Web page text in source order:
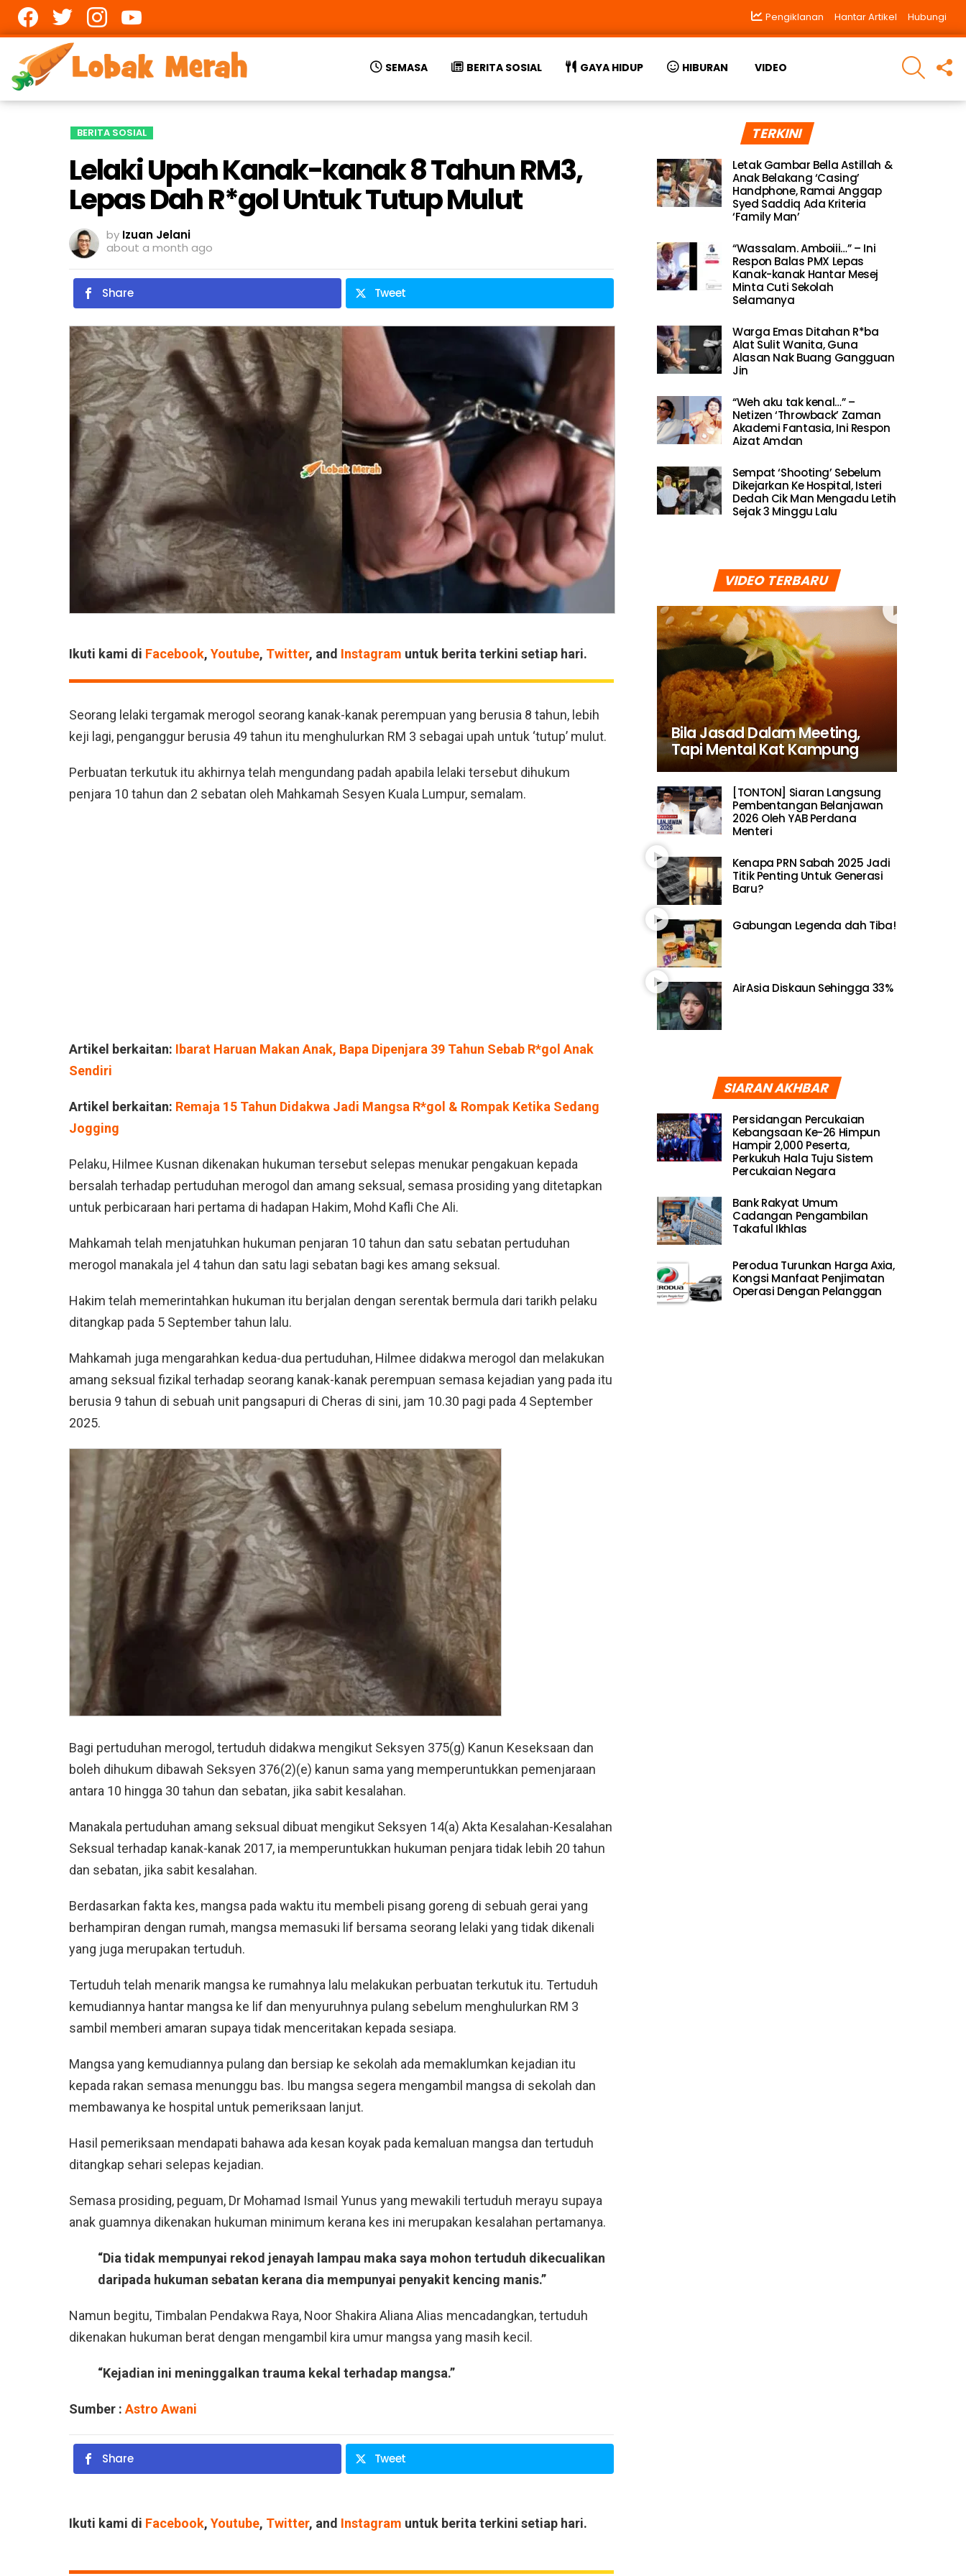
Pengiklanan Hantar Artikel Hubungi
SEMASA BERITA SOSIAL GAYA HIDUP HIBURAN VIDEO
SEARCH
BERITA SOSIAL
Lelaki Upah Kanak-kanak 8 Tahun RM3,
Lepas Dah R*gol Untuk Tutup Mulut
by Izuan Jelani
about a month ago
Share Tweet
Ikuti kami di Facebook, Youtube, Twitter, and Instagram untuk berita terkini setiap hari.
Seorang lelaki tergamak merogol seorang kanak-kanak perempuan yang berusia 8 tahun, lebih
keji lagi, penganggur berusia 49 tahun itu menghulurkan RM 3 sebagai upah untuk ‘tutup’ mulut.
Perbuatan terkutuk itu akhirnya telah mengundang padah apabila lelaki tersebut dihukum
penjara 10 tahun dan 2 sebatan oleh Mahkamah Sesyen Kuala Lumpur, semalam.
Artikel berkaitan: Ibarat Haruan Makan Anak, Bapa Dipenjara 39 Tahun Sebab R*gol Anak
Sendiri
Artikel berkaitan: Remaja 15 Tahun Didakwa Jadi Mangsa R*gol & Rompak Ketika Sedang
Jogging
Pelaku, Hilmee Kusnan dikenakan hukuman tersebut selepas menukar pengakuan kepada
bersalah terhadap pertuduhan merogol dan amang seksual, semasa prosiding yang ditetapkan
untuk perbicaraan hari pertama di hadapan Hakim, Mohd Kafli Che Ali.
Mahkamah telah menjatuhkan hukuman penjaran 10 tahun dan satu sebatan pertuduhan
merogol manakala jel 4 tahun dan satu lagi sebatan bagi kes amang seksual.
Hakim telah memerintahkan hukuman itu berjalan dengan serentak bermula dari tarikh pelaku
ditangkap pada 5 September tahun lalu.
Mahkamah juga mengarahkan kedua-dua pertuduhan, Hilmee didakwa merogol dan melakukan
amang seksual fizikal terhadap seorang kanak-kanak perempuan semasa kejadian yang pada itu
berusia 9 tahun di sebuah unit pangsapuri di Cheras di sini, jam 10.30 pagi pada 4 September
2025.
Bagi pertuduhan merogol, tertuduh didakwa mengikut Seksyen 375(g) Kanun Keseksaan dan
boleh dihukum dibawah Seksyen 376(2)(e) kanun sama yang memperuntukkan pemenjaraan
antara 10 hingga 30 tahun dan sebatan, jika sabit kesalahan.
Manakala pertuduhan amang seksual dibuat mengikut Seksyen 14(a) Akta Kesalahan-Kesalahan
Seksual terhadap kanak-kanak 2017, ia memperuntukkan hukuman penjara tidak lebih 20 tahun
dan sebatan, jika sabit kesalahan.
Berdasarkan fakta kes, mangsa pada waktu itu membeli pisang goreng di sebuah gerai yang
berhampiran dengan rumah, mangsa memasuki lif bersama seorang lelaki yang tidak dikenali
yang juga merupakan tertuduh.
Tertuduh telah menarik mangsa ke rumahnya lalu melakukan perbuatan terkutuk itu. Tertuduh
kemudiannya hantar mangsa ke lif dan menyuruhnya pulang sebelum menghulurkan RM 3
sambil memberi amaran supaya tidak menceritakan kepada sesiapa.
Mangsa yang kemudiannya pulang dan bersiap ke sekolah ada memaklumkan kejadian itu
kepada rakan semasa menunggu bas. Ibu mangsa segera mengambil mangsa di sekolah dan
membawanya ke hospital untuk pemeriksaan lanjut.
Hasil pemeriksaan mendapati bahawa ada kesan koyak pada kemaluan mangsa dan tertuduh
ditangkap sehari selepas kejadian.
Semasa prosiding, peguam, Dr Mohamad Ismail Yunus yang mewakili tertuduh merayu supaya
anak guamnya dikenakan hukuman minimum kerana kes ini merupakan kesalahan pertamanya.
“Dia tidak mempunyai rekod jenayah lampau maka saya mohon tertuduh dikecualikan
daripada hukuman sebatan kerana dia mempunyai penyakit kencing manis.”
Namun begitu, Timbalan Pendakwa Raya, Noor Shakira Aliana Alias mencadangkan, tertuduh
dikenakan hukuman berat dengan mengambil kira umur mangsa yang masih kecil.
“Kejadian ini meninggalkan trauma kekal terhadap mangsa.”
Sumber : Astro Awani
Share Tweet
Ikuti kami di Facebook, Youtube, Twitter, and Instagram untuk berita terkini setiap hari.
TERKINI
Letak Gambar Bella Astillah &
Anak Belakang ‘Casing’
Handphone, Ramai Anggap
Syed Saddiq Ada Kriteria
‘Family Man’
“Wassalam. Amboiii…” – Ini
Respon Balas PMX Lepas
Kanak-kanak Hantar Mesej
Minta Cuti Sekolah
Selamanya
Warga Emas Ditahan R*ba
Alat Sulit Wanita, Guna
Alasan Nak Buang Gangguan
Jin
“Weh aku tak kenal…” –
Netizen ‘Throwback’ Zaman
Akademi Fantasia, Ini Respon
Aizat Amdan
Sempat ‘Shooting’ Sebelum
Dikejarkan Ke Hospital, Isteri
Dedah Cik Man Mengadu Letih
Sejak 3 Minggu Lalu
VIDEO TERBARU
Bila Jasad Dalam Meeting,
Tapi Mental Kat Kampung
[TONTON] Siaran Langsung
Pembentangan Belanjawan
2026 Oleh YAB Perdana
Menteri
Kenapa PRN Sabah 2025 Jadi
Titik Penting Untuk Generasi
Baru?
Gabungan Legenda dah Tiba!
AirAsia Diskaun Sehingga 33%
SIARAN AKHBAR
Persidangan Percukaian
Kebangsaan Ke-26 Himpun
Hampir 2,000 Peserta,
Perkukuh Hala Tuju Sistem
Percukaian Negara
Bank Rakyat Umum
Cadangan Pengambilan
Takaful Ikhlas
Perodua Turunkan Harga Axia,
Kongsi Manfaat Penjimatan
Operasi Dengan Pelanggan